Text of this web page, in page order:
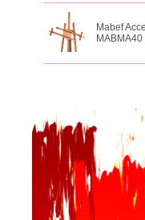
Mabef
MABMA40